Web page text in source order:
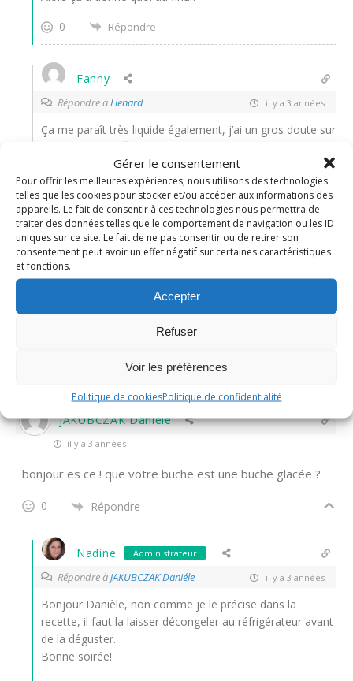
Gérer le consentement
Pour offrir les meilleures expériences, nous utilisons des technologies
telles que les cookies pour stocker et/ou accéder aux informations des
appareils. Le fait de consentir à ces technologies nous permettra de
traiter des données telles que le comportement de navigation ou les ID
uniques sur ce site. Le fait de ne pas consentir ou de retirer son
consentement peut avoir un effet négatif sur certaines caractéristiques
et fonctions.
Accepter
Refuser
Voir les préférences
Politique de cookiesPolitique de confidentialité
0
Répondre
Fanny
Répondre àLienard il y a 3 années
Ça me paraît très liquide également, j’ai un gros doute sur
0
Répondre
Nadine Administrateur
Répondre à il y a 3 années
La mousse ne doit pas être liquide si la crème est
suffisamment montée. Bien en mettre les 3/4 dans le
moule pour justement éviter que l’insert de tombe trop
au fond. Mais ça va le faire!
Répondre
jAKUBCZAK Daniéle
il y a 3 années
bonjour es ce ! que votre buche est une buche glacée ?
0 Répondre
Nadine Administrateur
Répondre àjAKUBCZAK Daniéle il y a 3 années
Bonjour Danièle, non comme je le précise dans la
recette, il faut la laisser décongeler au réfrigérateur avant
de la déguster.
Bonne soirée!